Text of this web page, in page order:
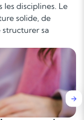
les disciplines. Le
solide, de
sa